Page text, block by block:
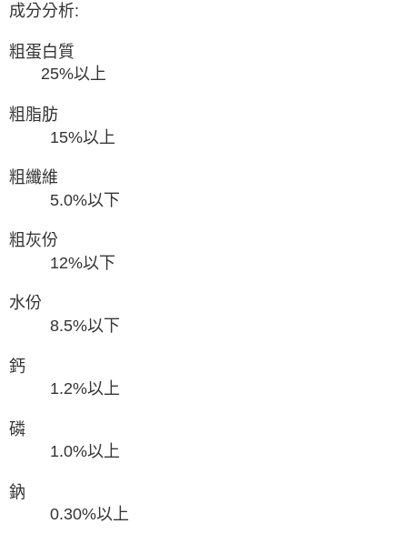
成分分析:
粗蛋白質
25%以上
粗脂肪
15%以上
粗纖維
5.0%以下
粗灰份
12%以下
水份
8.5%以下
鈣
1.2%以上
磷
1.0%以上
鈉
0.30%以上